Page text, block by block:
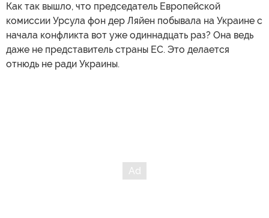
Как так вышло, что председатель Европейской
комиссии Урсула фон дер Ляйен побывала на Украине с
начала конфликта вот уже одиннадцать раз? Она ведь
даже не представитель страны ЕС. Это делается
отнюдь не ради Украины.